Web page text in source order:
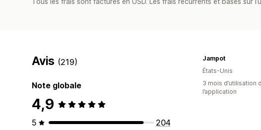
Avis (219)
Note globale
4,9
5
204
Jampot
États-Unis
3 mois d’utilisation
l’application